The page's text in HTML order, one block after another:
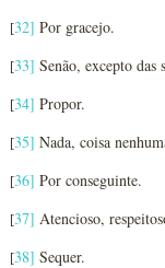
[32] Por gracejo.
[33] Senão, excepto das
[34] Propor.
[35] Nada, coisa
[36] Por conseguinte.
[37] Atencioso,
[38] Sequer.